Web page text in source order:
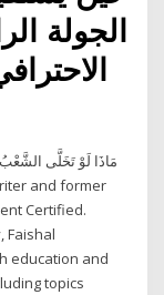
الجولة
Certified.
Faishal
education and
topics